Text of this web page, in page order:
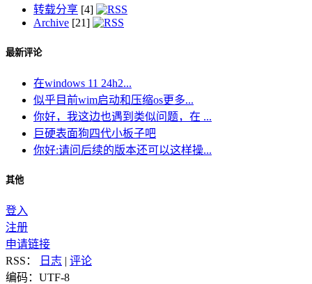
转载分享 [4]
Archive [21]
最新评论
在windows 11 24h2...
似乎目前wim启动和压缩os更多...
你好，我这边也遇到类似问题，在 ...
巨硬表面狗四代小板子吧
你好:请问后续的版本还可以这样操...
其他
登入
注册
申请链接
RSS：
日志 | 评论
编码：UTF-8